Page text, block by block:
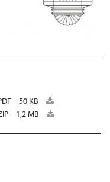
50 KB
1,2 MB